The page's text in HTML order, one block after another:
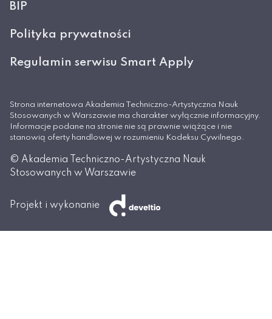
BIP
Polityka prywatności
Regulamin serwisu Smart Apply
Strona internetowa Akademia Techniczno-Artystyczna Nauk
Stosowanych w Warszawie ma charakter wyłącznie informacyjny.
Informacje podane na stronie nie są prawnie wiążące i nie
stanowią oferty handlowej w rozumieniu Kodeksu Cywilnego.
© Akademia Techniczno-Artystyczna Nauk
Stosowanych w Warszawie
Projekt i wykonanie